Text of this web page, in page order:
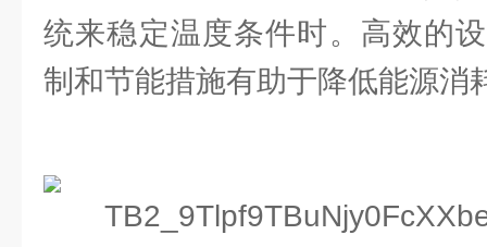
统来稳定温度条件时。高效的
制和节能措施有助于降低能源消